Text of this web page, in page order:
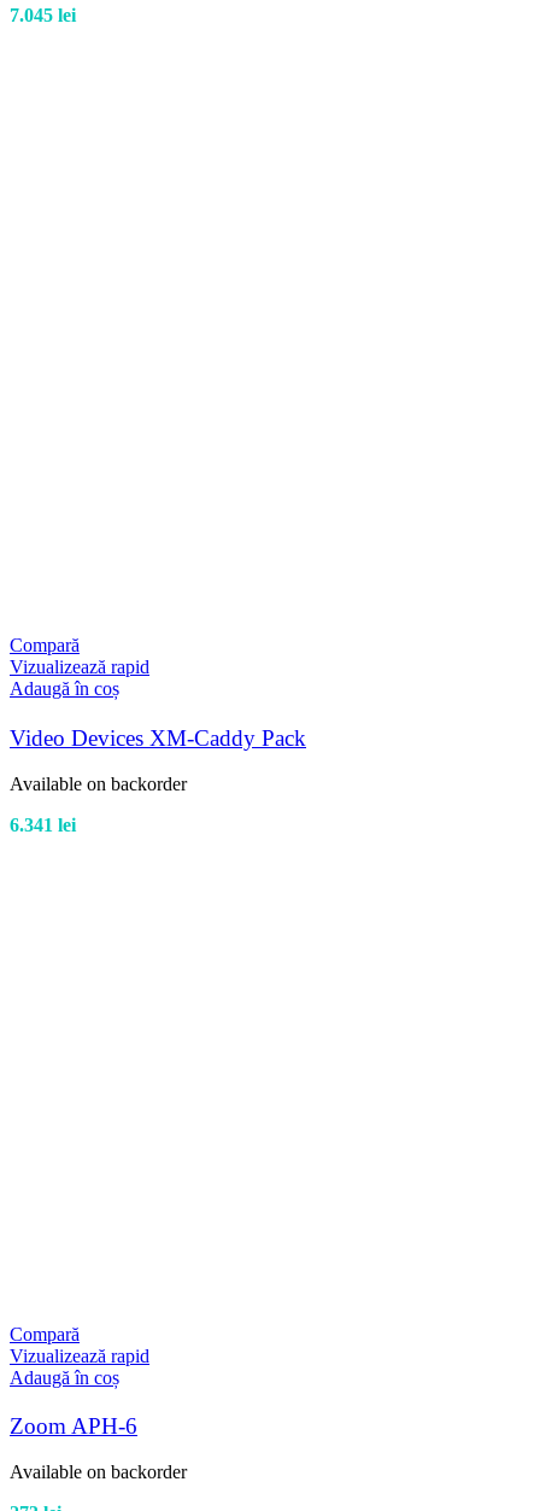
7.045 lei
Compară
Vizualizează rapid
Adaugă în coș
Video Devices XM-Caddy Pack
Available on backorder
6.341 lei
Compară
Vizualizează rapid
Adaugă în coș
Zoom APH-6
Available on backorder